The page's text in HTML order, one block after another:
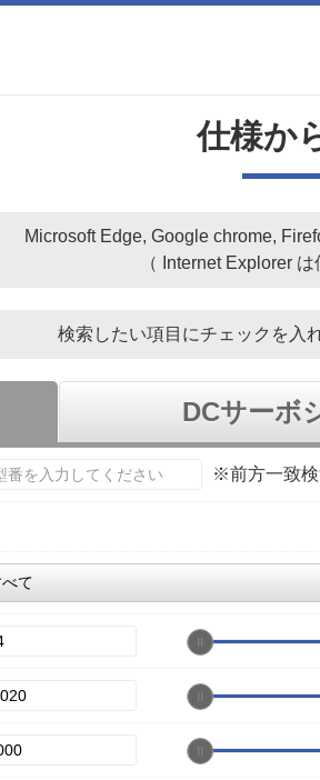
仕様か
Microsoft Edge, Google chrome,
（ Internet Explorer は
検索したい項目にチェックを入
DCサーボ
※前方一致検